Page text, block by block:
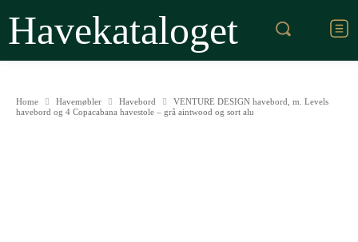
Havekataloget
Home Havemøbler Havebord
VENTURE DESIGN havebord, m. Levels
havebord og 4 Copacabana havestole – grå aintwood og sort alu